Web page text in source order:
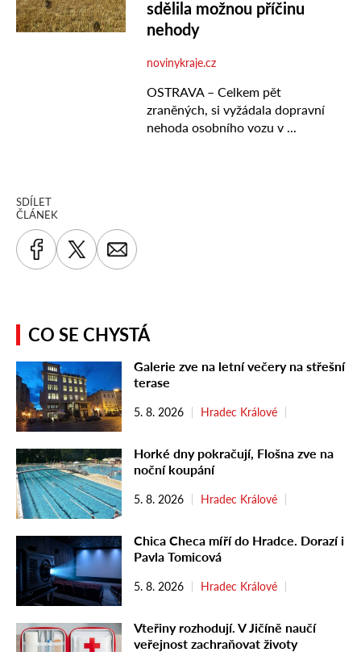
SDÍLET
ČLÁNEK
CO SE CHYSTÁ
Galerie zve na letní večery na střešní
terase
5. 8. 2026 Hradec Králové
Horké dny pokračují, Flošna zve na
noční koupání
5. 8. 2026 Hradec Králové
Chica Checa míří do Hradce. Dorazí i
Pavla Tomicová
5. 8. 2026 Hradec Králové
Vteřiny rozhodují. V Jičíně naučí
veřejnost zachraňovat životy